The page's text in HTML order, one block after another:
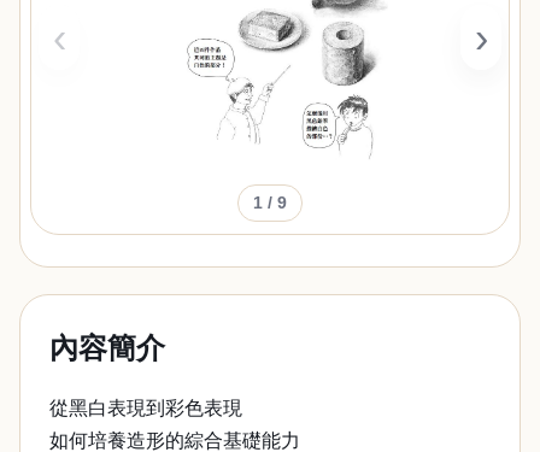
‹ ›
1 / 9
內容簡介
從黑白表現到彩色表現
如何培養造形的綜合基礎能力